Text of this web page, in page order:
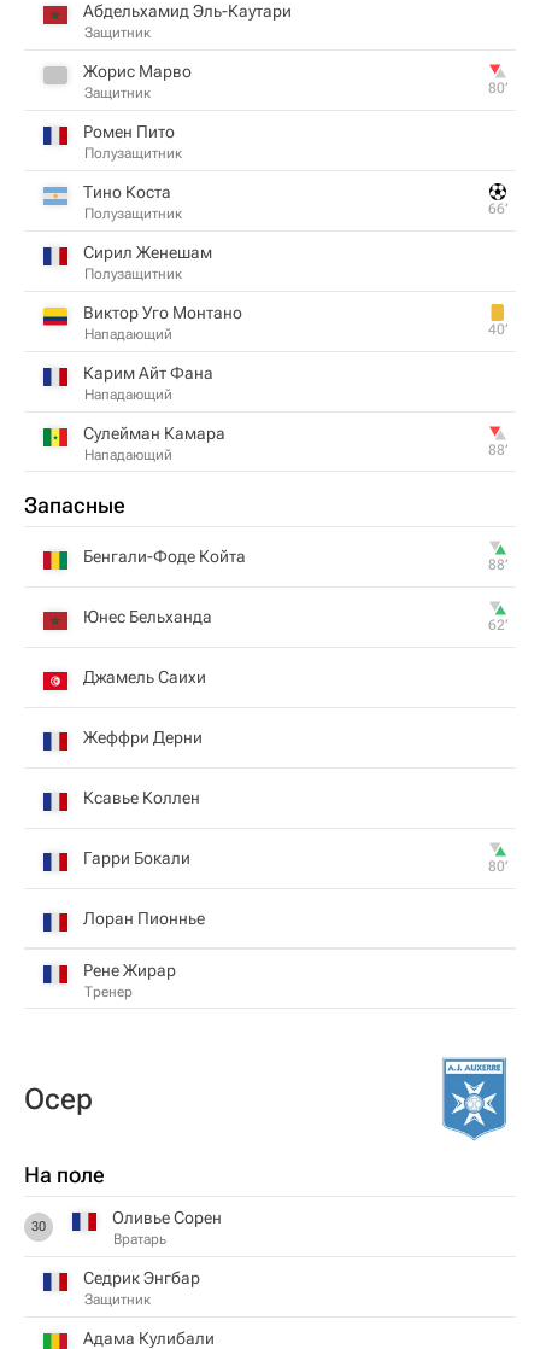
Абдельхамид Эль-Каутари
Защитник
Жорис Марво
Защитник 80‎’‎
Ромен Пито
Полузащитник
Тино Коста
Полузащитник 66‎’‎
Сирил Женешам
Полузащитник
Виктор Уго Монтано
Нападающий 40‎’‎
Карим Айт Фана
Нападающий
Сулейман Камара
Нападающий 88‎’‎
Запасные
Бенгали-Фоде Койта 88‎’‎
Юнес Бельханда 62‎’‎
Джамель Саихи
Жеффри Дерни
Ксавье Коллен
Гарри Бокали 80‎’‎
Лоран Пионнье
Рене Жирар
Тренер
Осер
На поле
30 Оливье Сорен
Вратарь
Седрик Энгбар
Защитник
Адама Кулибали